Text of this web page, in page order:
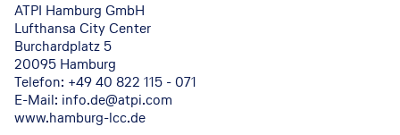
ATPI Hamburg GmbH
Lufthansa City Center
Burchardplatz 5
20095 Hamburg
Telefon: +49 40 822 115 - 071
E-Mail: info.de@atpi.com
www.hamburg-lcc.de